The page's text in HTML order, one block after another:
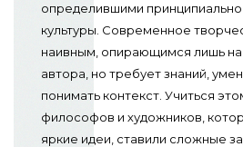
определившими
культуры. Современное
наивным, опирающимся лишь
автора, но требует знаний,
понимать контекст. Учиться
философов и художников,
яркие идеи, ставили сложные